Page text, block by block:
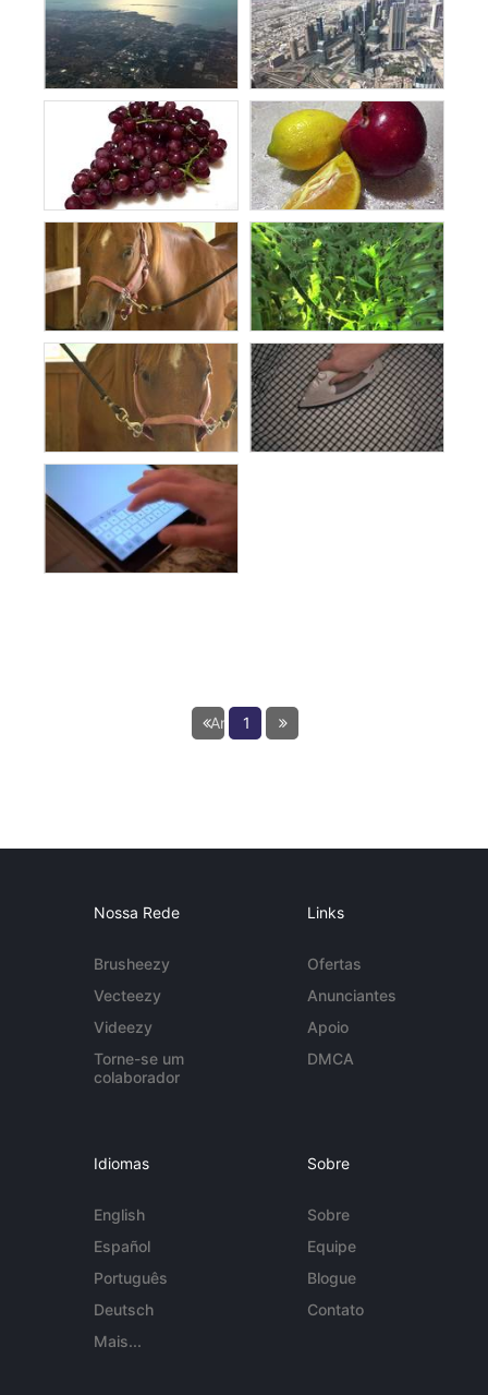
Anterior
1 Próxima página
Nossa Rede
Brusheezy
Vecteezy
Videezy
Torne-se um
colaborador
Links
Ofertas
Anunciantes
Apoio
DMCA
Idiomas
English
Español
Português
Deutsch
Mais...
Sobre
Sobre
Equipe
Blogue
Contato